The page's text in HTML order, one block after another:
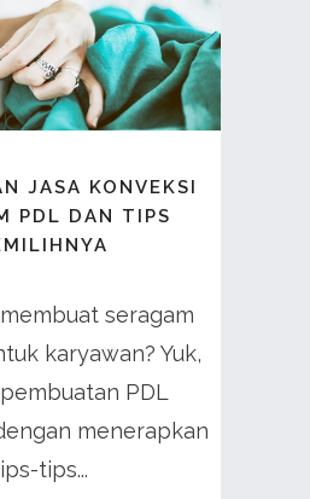
JASA KONVEKSI
PDL DAN TIPS
seragam
karyawan? Yuk,
PDL
menerapkan
tips...